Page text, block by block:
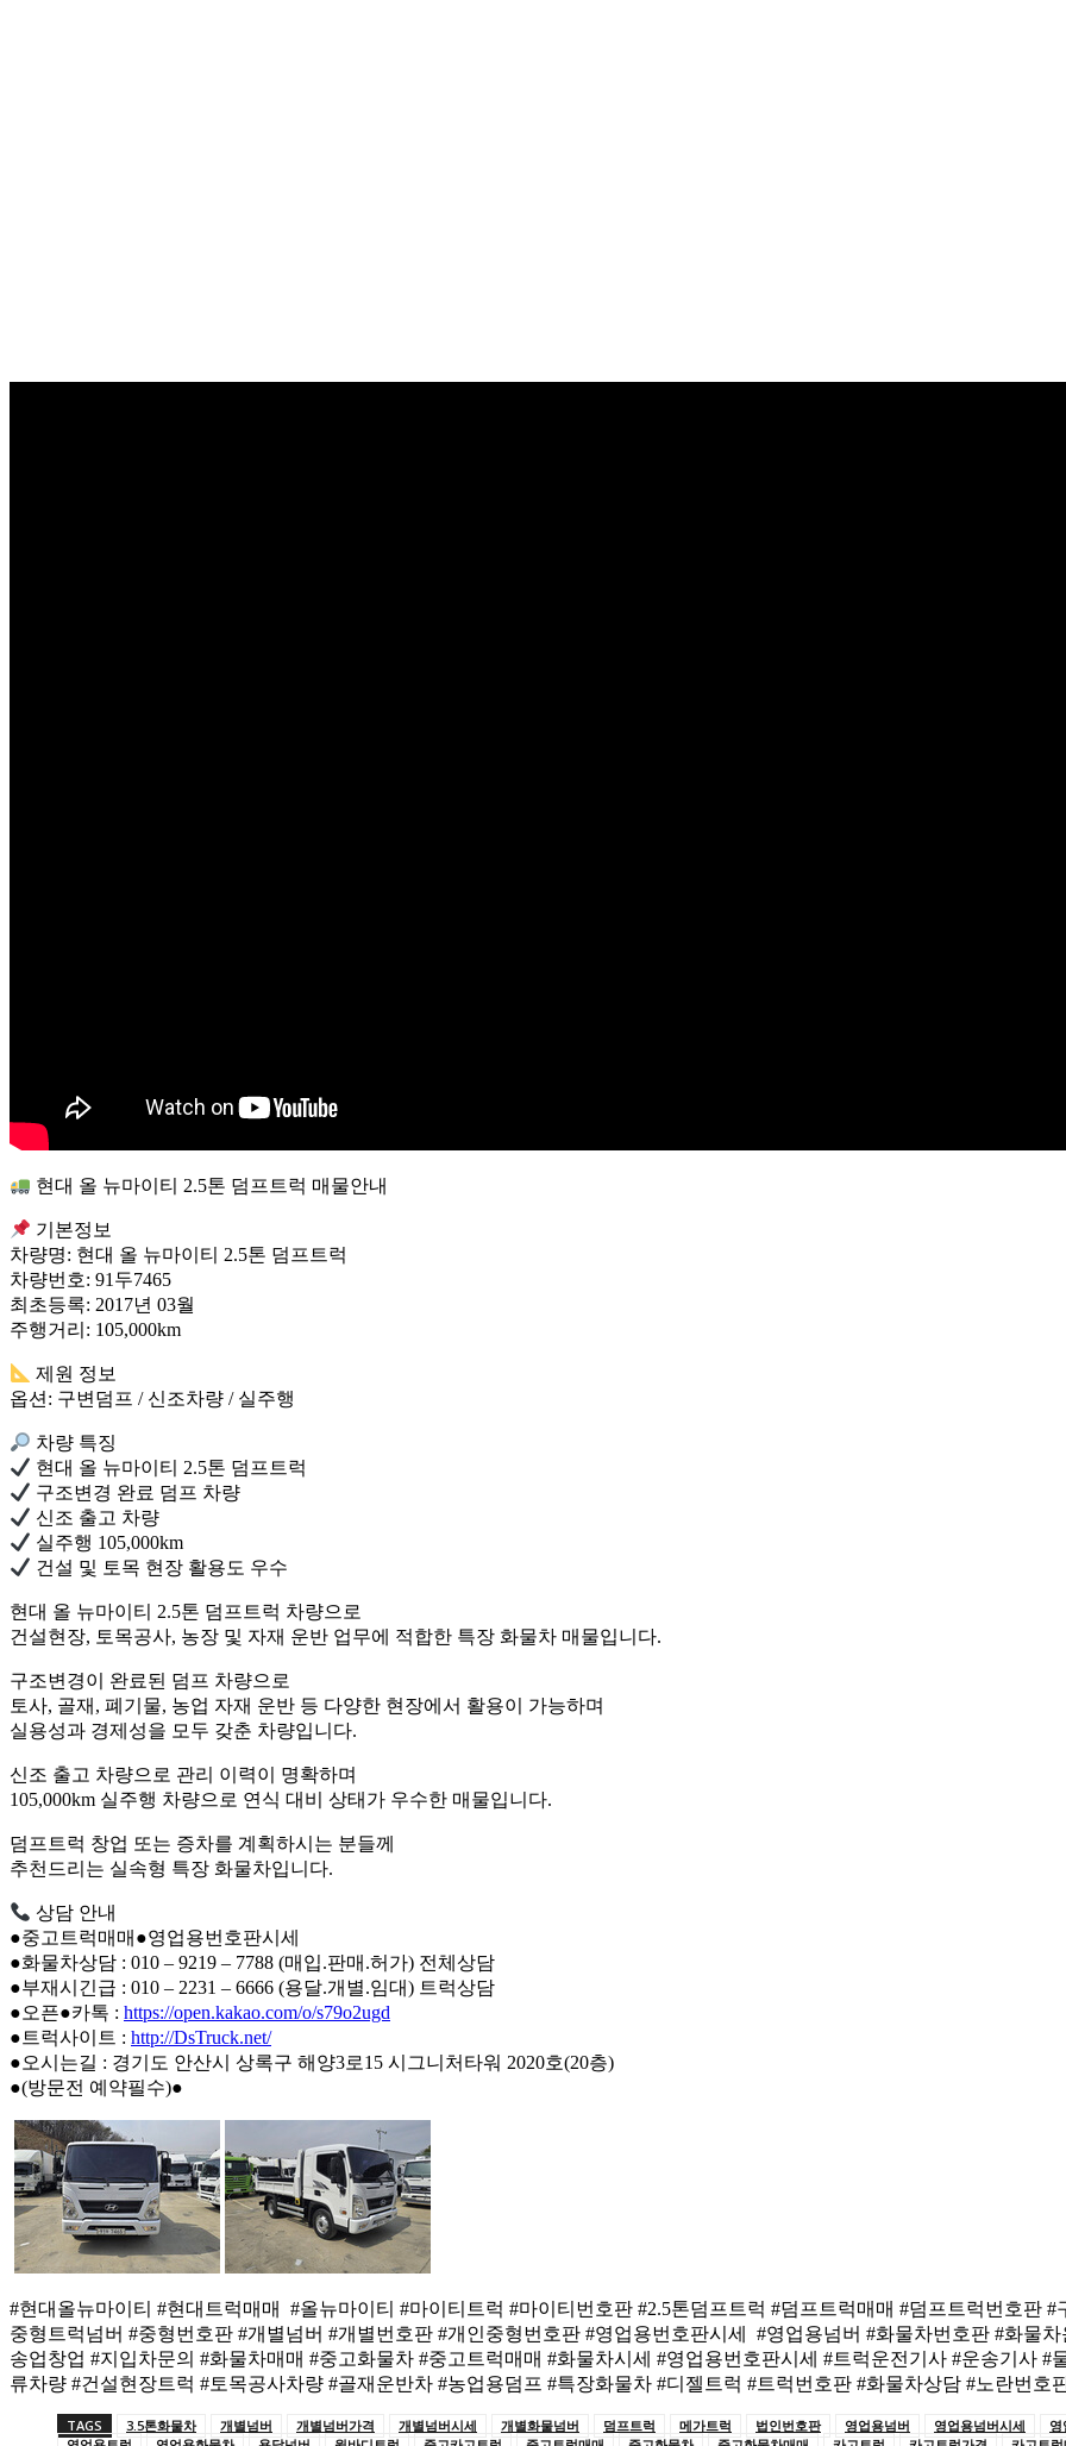
현대 올 뉴마이티 2.5톤 덤프트럭 매물안내
기본정보
차량명: 현대 올 뉴마이티 2.5톤 덤프트럭
차량번호: 91두7465
최초등록: 2017년 03월
주행거리: 105,000km
제원 정보
옵션: 구변덤프 / 신조차량 / 실주행
차량 특징
현대 올 뉴마이티 2.5톤 덤프트럭
구조변경 완료 덤프 차량
신조 출고 차량
실주행 105,000km
건설 및 토목 현장 활용도 우수
현대 올 뉴마이티 2.5톤 덤프트럭 차량으로
건설현장, 토목공사, 농장 및 자재 운반 업무에 적합한 특장 화물차 매물입니다.
구조변경이 완료된 덤프 차량으로
토사, 골재, 폐기물, 농업 자재 운반 등 다양한 현장에서 활용이 가능하며
실용성과 경제성을 모두 갖춘 차량입니다.
신조 출고 차량으로 관리 이력이 명확하며
105,000km 실주행 차량으로 연식 대비 상태가 우수한 매물입니다.
덤프트럭 창업 또는 증차를 계획하시는 분들께
추천드리는 실속형 특장 화물차입니다.
상담 안내
●중고트럭매매●영업용번호판시세
●화물차상담 : 010 – 9219 – 7788 (매입.판매.허가) 전체상담
●부재시긴급 : 010 – 2231 – 6666 (용달.개별.임대) 트럭상담
●오픈●카톡 : https://open.kakao.com/o/s79o2ugd
●트럭사이트 : http://DsTruck.net/
●오시는길 : 경기도 안산시 상록구 해양3로15 시그니처타워 2020호(20층)
●(방문전 예약필수)●
#현대올뉴마이티 #현대트럭매매 #올뉴마이티 #마이티트럭 #마이티번호판 #2.5톤덤프트럭 #덤프트럭매매 #덤프트럭번호판
중형트럭넘버 #중형번호판 #개별넘버 #개별번호판 #개인중형번호판 #영업용번호판시세 #영업용넘버 #화물차번호판 #화물
송업창업 #지입차문의 #화물차매매 #중고화물차 #중고트럭매매 #화물차시세 #영업용번호판시세 #트럭운전기사 #운송기사
류차량 #건설현장트럭 #토목공사차량 #골재운반차 #농업용덤프 #특장화물차 #디젤트럭 #트럭번호판 #화물차상담 #노란번호
TAGS 3.5톤화물차 개별넘버 개별넘버가격 개별넘버시세 개별화물넘버 덤프트럭 메가트럭 법인번호판 영업용넘버 영업용넘버시세